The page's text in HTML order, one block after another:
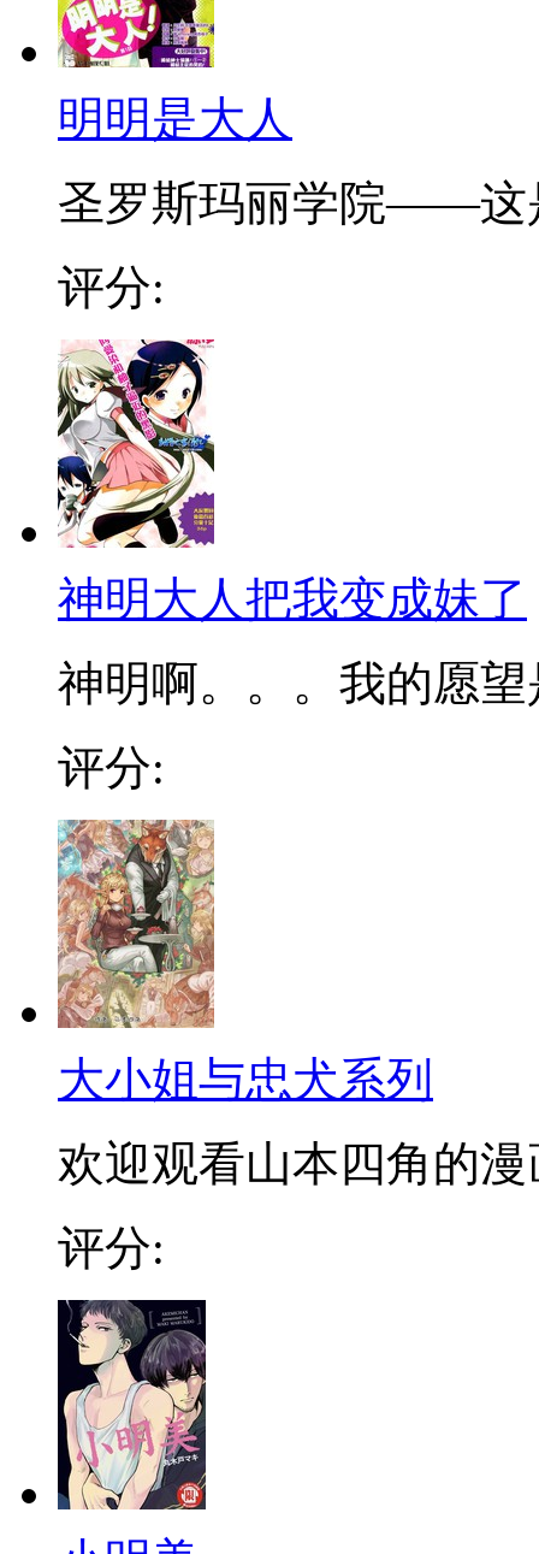
明明是大人
圣罗斯玛丽学院——这
评分:
神明大人把我变成妹了
神明啊。。。我的愿
评分:
大小姐与忠犬系列
欢迎观看山本四角的
评分: